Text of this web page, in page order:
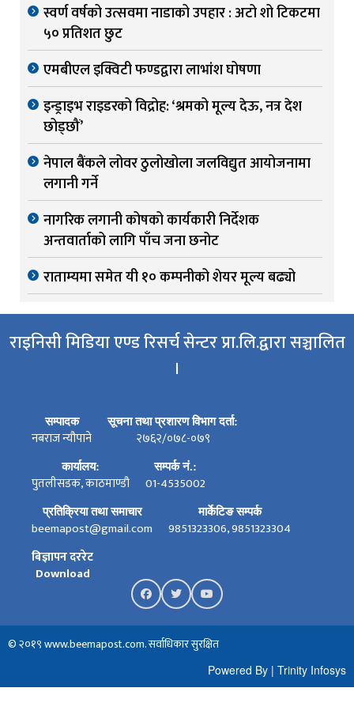
स्वर्ण वर्षको उत्सवमा नाडाको उपहार : अटो शो टिकटमा
५० प्रतिशत छुट
एमबीएल इक्विटी फण्डद्वारा लाभांश घोषणा
इन्ड्राइभ राइडरको विद्रोह: ‘श्रमको मूल्य देऊ, नत्र देश
छोड्छौं’
नेपाल बैंकले लोवर ठुलोखोला जलविद्युत आयोजनामा
लगानी गर्ने
नागरिक लगानी कोषको कार्यकारी निर्देशक
अन्तवार्ताको लागि पाँच जना छनोट
राताम्यमा समेत यी १० कम्पनीको शेयर मूल्य बढ्यो
राइनिसी मिडिया एण्ड रिसर्च सेन्टर प्रा.लि.द्वारा सञ्चालित
।
सम्पादक
नबराज न्यौपाने
सूचना तथा प्रशारण विभाग दर्ता:
२७६२/०७८-०७९
कार्यालय:
पुतलीसडक, काठमाण्डौ
सम्पर्क नं.:
01-4535002
प्रतिक्रिया तथा समाचार
beemapost@gmail.com
मार्केटिङ सम्पर्क
9851323306, 9851323304
बिज्ञापन दररेट
Download
© २०१९ www.beemapost.com. सर्वाधिकार सुरक्षित
Powered By | Trinity Infosys